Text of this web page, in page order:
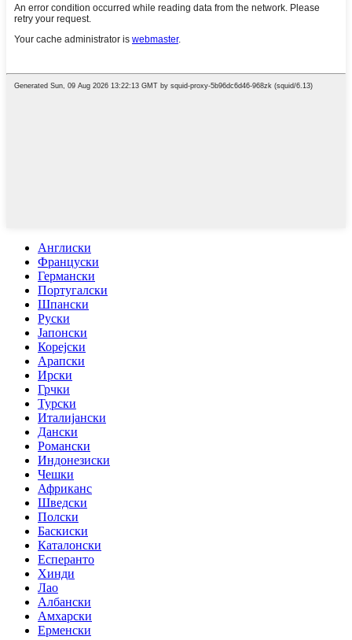
Англиски
Француски
Германски
Португалски
Шпански
Руски
Јапонски
Корејски
Арапски
Ирски
Грчки
Турски
Италијански
Дански
Романски
Индонезиски
Чешки
Африканс
Шведски
Полски
Баскиски
Каталонски
Есперанто
Хинди
Лао
Албански
Амхарски
Ерменски